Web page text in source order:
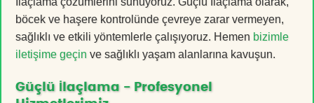
böcek ve haşere kontrolünde çevreye zarar vermeyen,
sağlıklı ve etkili yöntemlerle çalışıyoruz. Hemen bizimle
iletişime geçin ve sağlıklı yaşam alanlarına kavuşun.
Güçlü İlaçlama - Profesyonel